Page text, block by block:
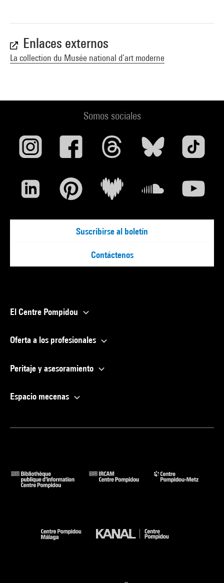
Enlaces externos
La collection du Musée national d’art moderne
Somos sociales
Suscribirse al boletín
Contáctenos
El Centre Pompidou
Oferta a los profesionales
Peritaje y asesoramiento
Espacio mecenas